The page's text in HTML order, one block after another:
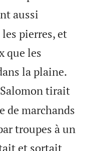
aussi
pierres, et
que les
la plaine.
tirait
de marchands
troupes à un
et sortait